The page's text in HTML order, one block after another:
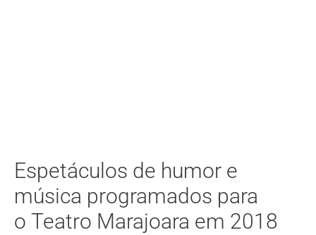
Espetáculos de humor e
música programados para
o Teatro Marajoara em 2018